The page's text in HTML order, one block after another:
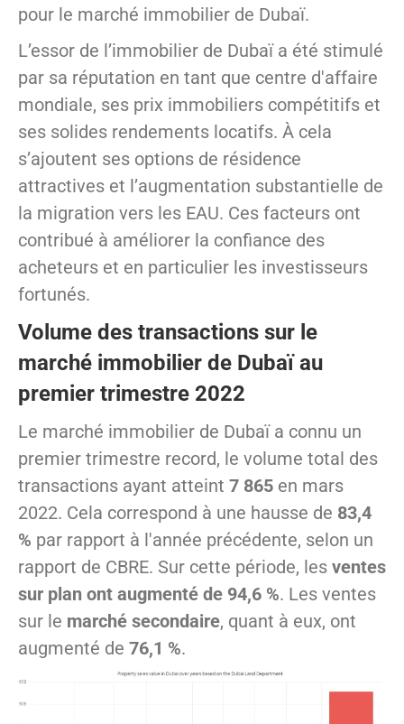
pour le marché immobilier de Dubaï.
L’essor de l’immobilier de Dubaï a été stimulé
par sa réputation en tant que centre d'affaire
mondiale, ses prix immobiliers compétitifs et
ses solides rendements locatifs. À cela
s’ajoutent ses options de résidence
attractives et l’augmentation substantielle de
la migration vers les EAU. Ces facteurs ont
contribué à améliorer la confiance des
acheteurs et en particulier les investisseurs
fortunés.
Volume des transactions sur le
marché immobilier de Dubaï au
premier trimestre 2022
Le marché immobilier de Dubaï a connu un
premier trimestre record, le volume total des
transactions ayant atteint 7 865 en mars
2022. Cela correspond à une hausse de 83,4
% par rapport à l'année précédente, selon un
rapport de CBRE. Sur cette période, les ventes
sur plan ont augmenté de 94,6 %. Les ventes
sur le marché secondaire, quant à eux, ont
augmenté de 76,1 %.